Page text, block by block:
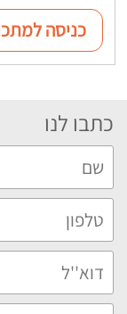
כניסה
כתבו לנו